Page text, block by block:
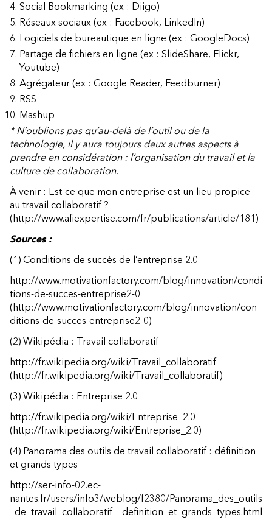
Social Bookmarking (ex : Diigo)
Réseaux sociaux (ex : Facebook, LinkedIn)
Logiciels de bureautique en ligne (ex : GoogleDocs)
Partage de fichiers en ligne (ex : SlideShare, Flickr,
Youtube)
Agrégateur (ex : Google Reader, Feedburner)
RSS
Mashup
* N’oublions pas qu’au-delà de l’outil ou de la
technologie, il y aura toujours deux autres aspects à
prendre en considération : l’organisation du travail et la
culture de collaboration.
À venir : Est-ce que mon entreprise est un lieu propice
au travail collaboratif ?
(http://www.afiexpertise.com/fr/publications/article/181)
Sources :
(1) Conditions de succès de l’entreprise 2.0
http://www.motivationfactory.com/blog/innovation/condi
tions-de-succes-entreprise2-0
(http://www.motivationfactory.com/blog/innovation/con
ditions-de-succes-entreprise2-0)
(2) Wikipédia : Travail collaboratif
http://fr.wikipedia.org/wiki/Travail_collaboratif
(http://fr.wikipedia.org/wiki/Travail_collaboratif)
(3) Wikipédia : Entreprise 2.0
http://fr.wikipedia.org/wiki/Entreprise_2.0
(http://fr.wikipedia.org/wiki/Entreprise_2.0)
(4) Panorama des outils de travail collaboratif : définition
et grands types
http://ser-info-02.ec-
nantes.fr/users/info3/weblog/f2380/Panorama_des_outils
_de_travail_collaboratif__definition_et_grands_types.html